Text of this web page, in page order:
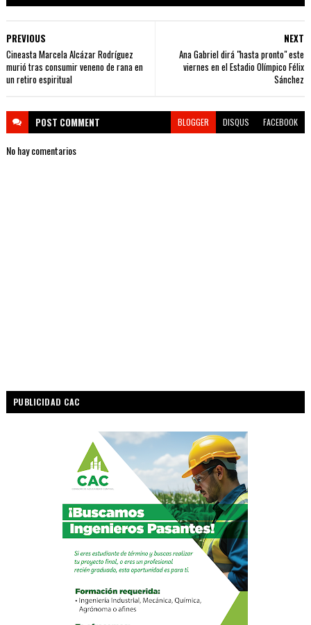
NEXT
Ana Gabriel dirá "hasta pronto" este
viernes en el Estadio Olímpico Félix
Sánchez
PREVIOUS
Cineasta Marcela Alcázar Rodríguez
murió tras consumir veneno de rana en
un retiro espiritual
POST COMMENT BLOGGER DISQUS FACEBOOK
No hay comentarios
PUBLICIDAD CAC